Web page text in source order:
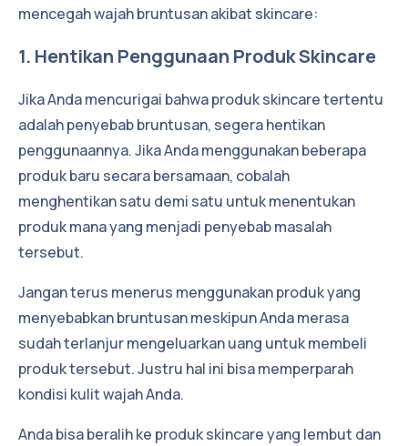
mencegah wajah bruntusan akibat skincare:
1. Hentikan Penggunaan Produk Skincare
Jika Anda mencurigai bahwa produk skincare tertentu
adalah penyebab bruntusan, segera hentikan
penggunaannya. Jika Anda menggunakan beberapa
produk baru secara bersamaan, cobalah
menghentikan satu demi satu untuk menentukan
produk mana yang menjadi penyebab masalah
tersebut.
Jangan terus menerus menggunakan produk yang
menyebabkan bruntusan meskipun Anda merasa
sudah terlanjur mengeluarkan uang untuk membeli
produk tersebut. Justru hal ini bisa memperparah
kondisi kulit wajah Anda.
Anda bisa beralih ke produk skincare yang lembut dan